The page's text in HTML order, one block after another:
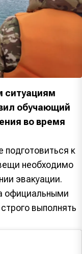
ситуациям
обучающий
во время
подготовиться к
необходимо
эвакуации.
официальными
выполнять